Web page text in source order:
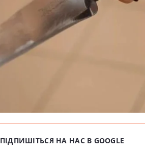
ПІДПИШІТЬСЯ НА НАС В GOOGLE